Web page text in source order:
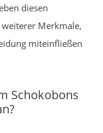
diesen
Merkmale,
miteinfließen
Schokobons